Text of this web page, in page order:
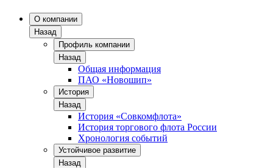
О компании
Назад
Профиль компании
Назад
Общая информация
ПАО «Новошип»
История
Назад
История «Совкомфлота»
История торгового флота России
Хронология событий
Устойчивое развитие
Назад